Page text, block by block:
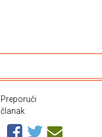
Preporuči
članak